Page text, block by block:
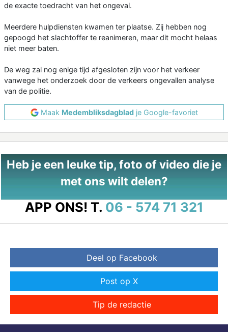
de exacte toedracht van het ongeval.
Meerdere hulpdiensten kwamen ter plaatse. Zij hebben nog
gepoogd het slachtoffer te reanimeren, maar dit mocht helaas
niet meer baten.
De weg zal nog enige tijd afgesloten zijn voor het verkeer
vanwege het onderzoek door de verkeers ongevallen analyse
van de politie.
Maak Medembliksdagbladje Google-favoriet
Heb je een leuke tip, foto of video die je
met ons wilt delen?
APP ONS! T. 06 - 574 71 321
Deel op Facebook
Post op X
Tip de redactie